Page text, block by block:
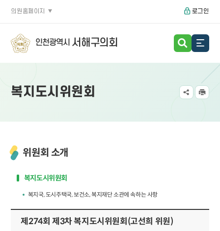
의원홈페이지 로그인
인천광역시 서해구의회
복지도시위원회
위원회 소개
복지도시위원회
복지국, 도시주택국, 보건소, 복지재단 소관에 속하는 사항
제274회 제3차 복지도시위원회(고선희 위원)